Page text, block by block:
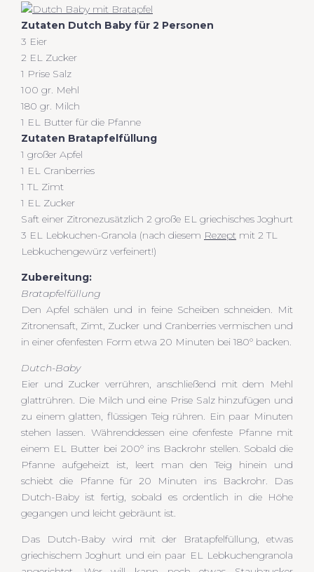
Zutaten Dutch Baby für 2 Personen
3 Eier
2 EL Zucker
1 Prise Salz
100 gr. Mehl
180 gr. Milch
1 EL Butter für die Pfanne
Zutaten Bratapfelfüllung
1 großer Apfel
1 EL Cranberries
1 TL Zimt
1 EL Zucker
Saft einer Zitronezusätzlich 2 große EL griechisches Joghurt
3 EL Lebkuchen-Granola (nach diesem Rezept mit 2 TL
Lebkuchengewürz verfeinert!)
Zubereitung:
Bratapfelfüllung
Den Apfel schälen und in feine Scheiben schneiden. Mit
Zitronensaft, Zimt, Zucker und Cranberries vermischen und
in einer ofenfesten Form etwa 20 Minuten bei 180° backen.
Dutch-Baby
Eier und Zucker verrühren, anschließend mit dem Mehl
glattrühren. Die Milch und eine Prise Salz hinzufügen und
zu einem glatten, flüssigen Teig rühren. Ein paar Minuten
stehen lassen. Währenddessen eine ofenfeste Pfanne mit
einem EL Butter bei 200° ins Backrohr stellen. Sobald die
Pfanne aufgeheizt ist, leert man den Teig hinein und
schiebt die Pfanne für 20 Minuten ins Backrohr. Das
Dutch-Baby ist fertig, sobald es ordentlich in die Höhe
gegangen und leicht gebräunt ist.
Das Dutch-Baby wird mit der Bratapfelfüllung, etwas
griechischem Joghurt und ein paar EL Lebkuchengranola